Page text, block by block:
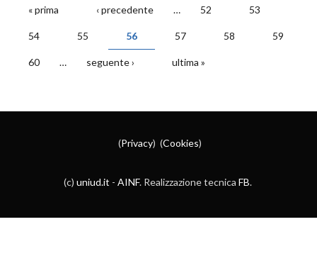
PAGINE
« prima ‹ precedente … 52 53
54 55 56 57 58 59
60 … seguente › ultima »
(Privacy) (Cookies)
(c) uniud.it - AINF. Realizzazione tecnica FB.